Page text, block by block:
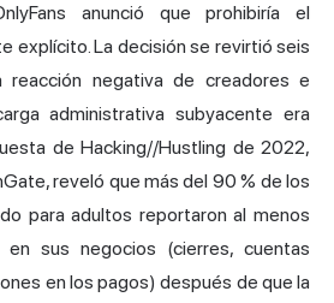
anunció que prohibiría el
explícito. La decisión se revirtió seis
negativa de creadores e
administrativa subyacente era
de Hacking//Hustling de 2022,
reveló que más del 90 % de los
para adultos reportaron al menos
sus negocios (cierres, cuentas
en los pagos) después de que la